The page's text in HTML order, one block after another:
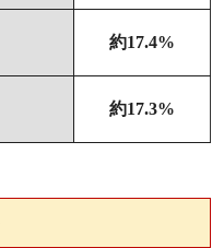
約17.4%
約17.3%